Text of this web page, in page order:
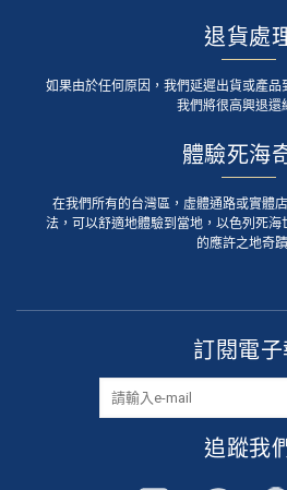
退貨處
如果由於任何原因，我們延遲出貨或產品
我們將很高興退還
體驗死海
在我們所有的台灣區，虛體通路或實體
法，可以舒適地體驗到當地，以色列死
的應許之地奇蹟
訂閱電子
追蹤我